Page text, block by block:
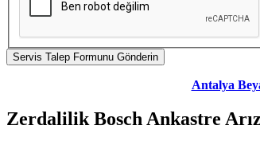
Antalya
Zerdalilik Bosch Ankastre